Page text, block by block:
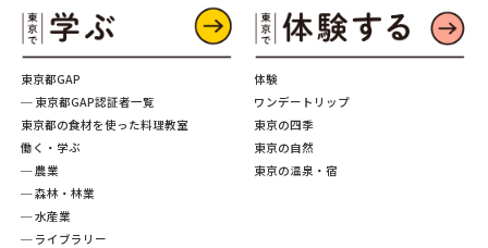
東京都GAP
─ 東京都GAP認証者一覧
東京都の食材を使った料理教室
働く・学ぶ
─ 農業
─ 森林・林業
─ 水産業
─ ライブラリー
体験
ワンデートリップ
東京の四季
東京の自然
東京の温泉・宿